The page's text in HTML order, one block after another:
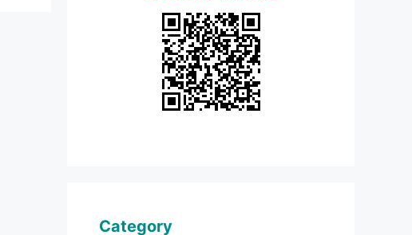
Category